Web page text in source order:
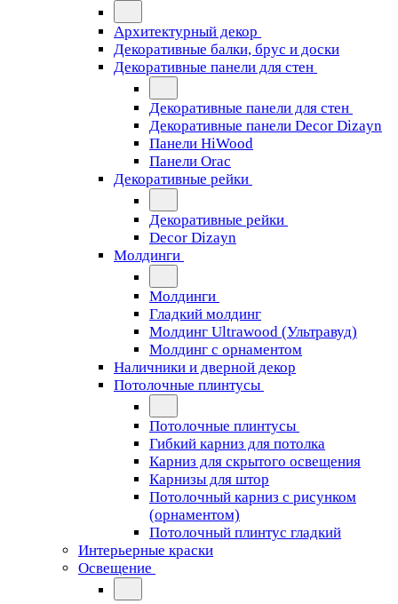
Архитектурный декор
Декоративные балки, брус и доски
Декоративные панели для стен
Декоративные панели для стен
Декоративные панели Decor Dizayn
Панели HiWood
Панели Orac
Декоративные рейки
Декоративные рейки
Decor Dizayn
Молдинги
Молдинги
Гладкий молдинг
Молдинг Ultrawood (Ультравуд)
Молдинг с орнаментом
Наличники и дверной декор
Потолочные плинтусы
Потолочные плинтусы
Гибкий карниз для потолка
Карниз для скрытого освещения
Карнизы для штор
Потолочный карниз с рисунком
(орнаментом)
Потолочный плинтус гладкий
Интерьерные краски
Освещение